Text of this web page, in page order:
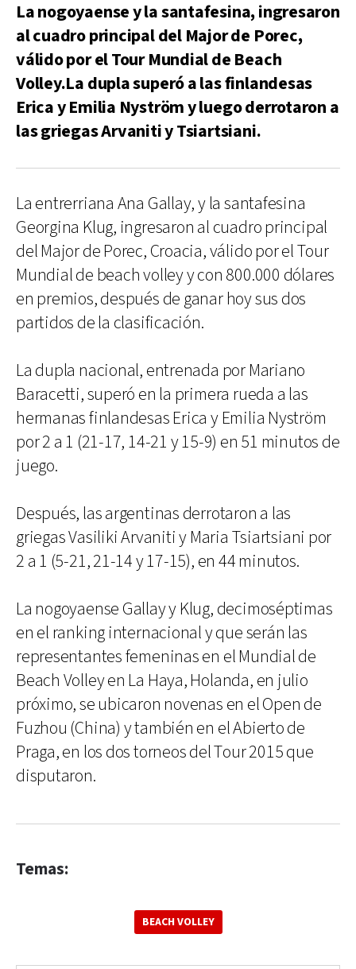
La nogoyaense y la santafesina, ingresaron
al cuadro principal del Major de Porec,
válido por el Tour Mundial de Beach
Volley.La dupla superó a las finlandesas
Erica y Emilia Nyström y luego derrotaron a
las griegas Arvaniti y Tsiartsiani.
La entrerriana Ana Gallay, y la santafesina
Georgina Klug, ingresaron al cuadro principal
del Major de Porec, Croacia, válido por el Tour
Mundial de beach volley y con 800.000 dólares
en premios, después de ganar hoy sus dos
partidos de la clasificación.
La dupla nacional, entrenada por Mariano
Baracetti, superó en la primera rueda a las
hermanas finlandesas Erica y Emilia Nyström
por 2 a 1 (21-17, 14-21 y 15-9) en 51 minutos de
juego.
Después, las argentinas derrotaron a las
griegas Vasiliki Arvaniti y Maria Tsiartsiani por
2 a 1 (5-21, 21-14 y 17-15), en 44 minutos.
La nogoyaense Gallay y Klug, decimoséptimas
en el ranking internacional y que serán las
representantes femeninas en el Mundial de
Beach Volley en La Haya, Holanda, en julio
próximo, se ubicaron novenas en el Open de
Fuzhou (China) y también en el Abierto de
Praga, en los dos torneos del Tour 2015 que
disputaron.
Temas:
BEACH VOLLEY